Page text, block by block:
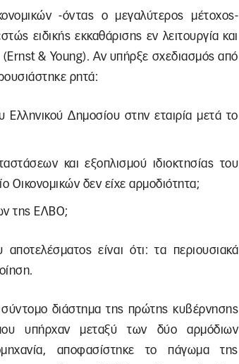
-όντας ο μεγαλύτερος μέτοχος-
ειδικής εκκαθάρισης εν λειτουργία και
(Ernst & Young). Αν υπήρξε σχεδιασμός από
ρητά:
Δημοσίου στην εταιρία μετά το
και εξοπλισμού ιδιοκτησίας του
δεν είχε αρμοδιότητα;
της ΕΛΒΟ;
είναι ότι: τα περιουσιακά
διάστημα της πρώτης κυβέρνησης
υπήρχαν μεταξύ των δύο αρμόδιων
αποφασίστηκε το πάγωμα της